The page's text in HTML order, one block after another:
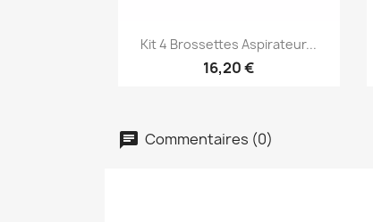
Aperçu rapide
Kit 4 Brossettes Aspirateur...
16,20 €
Commentaires (0)